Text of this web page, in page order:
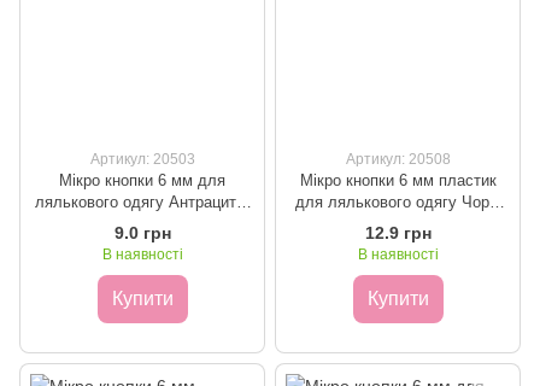
Артикул: 20503
Мікро кнопки 6 мм для
лялькового одягу Антрацит 4
шт
9.0 грн
В наявності
Купити
Артикул: 20508
Мікро кнопки 6 мм пластик
для лялькового одягу Чорні
10 шт
12.9 грн
В наявності
Купити